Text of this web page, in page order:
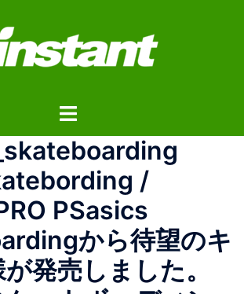
ト
ル
ニ
ュ
/
PSasics
から待望のキ
発売しました。